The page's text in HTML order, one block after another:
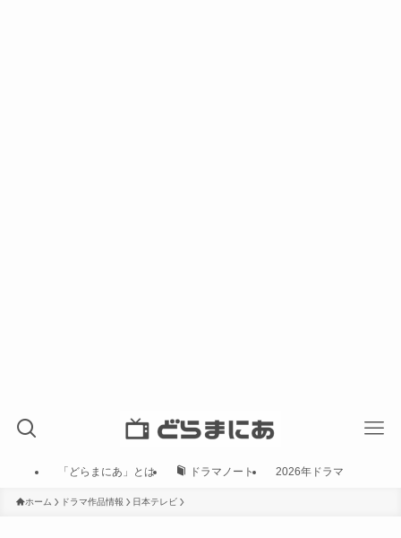
「どらまにあ」とは ドラマノート 2026年ドラマ
ホーム ドラマ作品情報 日本テレビ